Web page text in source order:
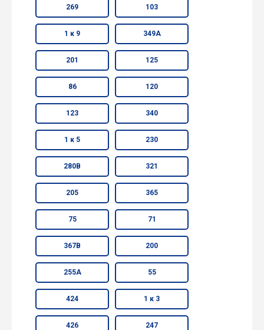
269 103
1 к 9 349А
201 125
86 120
123 340
1 к 5 230
280В 321
205 365
75 71
367В 200
255А 55
424 1 к 3
426 247